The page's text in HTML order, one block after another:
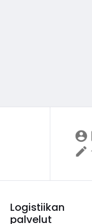
Logistiikan
palvelut